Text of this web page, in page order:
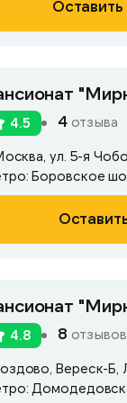
Оставить
4.5 4отзыва
ул. 5-я
Боровское
4.8 8 отзывов
Вереск-Б,